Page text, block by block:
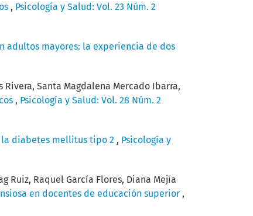
, Psicología y Salud: Vol. 23 Núm. 2
adultos mayores: la experiencia de dos
Santa Magdalena Mercado Ibarra,
, Psicología y Salud: Vol. 28 Núm. 2
diabetes mellitus tipo 2 , Psicología y
Ruiz, Raquel García Flores, Diana Mejía
en docentes de educación superior ,